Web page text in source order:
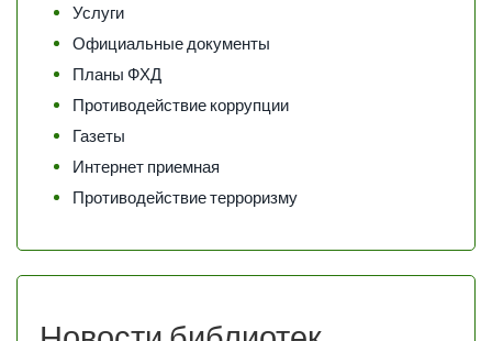
Услуги
Официальные документы
Планы ФХД
Противодействие коррупции
Газеты
Интернет приемная
Противодействие терроризму